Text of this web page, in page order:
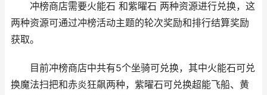
冲榜商店需要火能石 和紫曜石 两种资源进行兑换，这
两种资源可通过冲榜活动主题的轮次奖励和排行结算奖励
获取。
目前冲榜商店中共有5个坐骑可兑换，其中火能石可兑
换魔法扫把和赤炎狂飙两种，紫曜石可兑换超能飞船、黄